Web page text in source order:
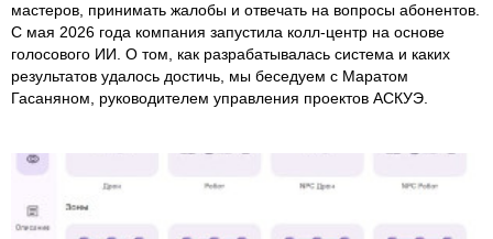
мастеров, принимать жалобы и отвечать на вопросы абонентов.
С мая 2026 года компания запустила колл-центр на основе
голосового ИИ. О том, как разрабатывалась система и каких
результатов удалось достичь, мы беседуем с Маратом
Гасаняном, руководителем управления проектов АСКУЭ.